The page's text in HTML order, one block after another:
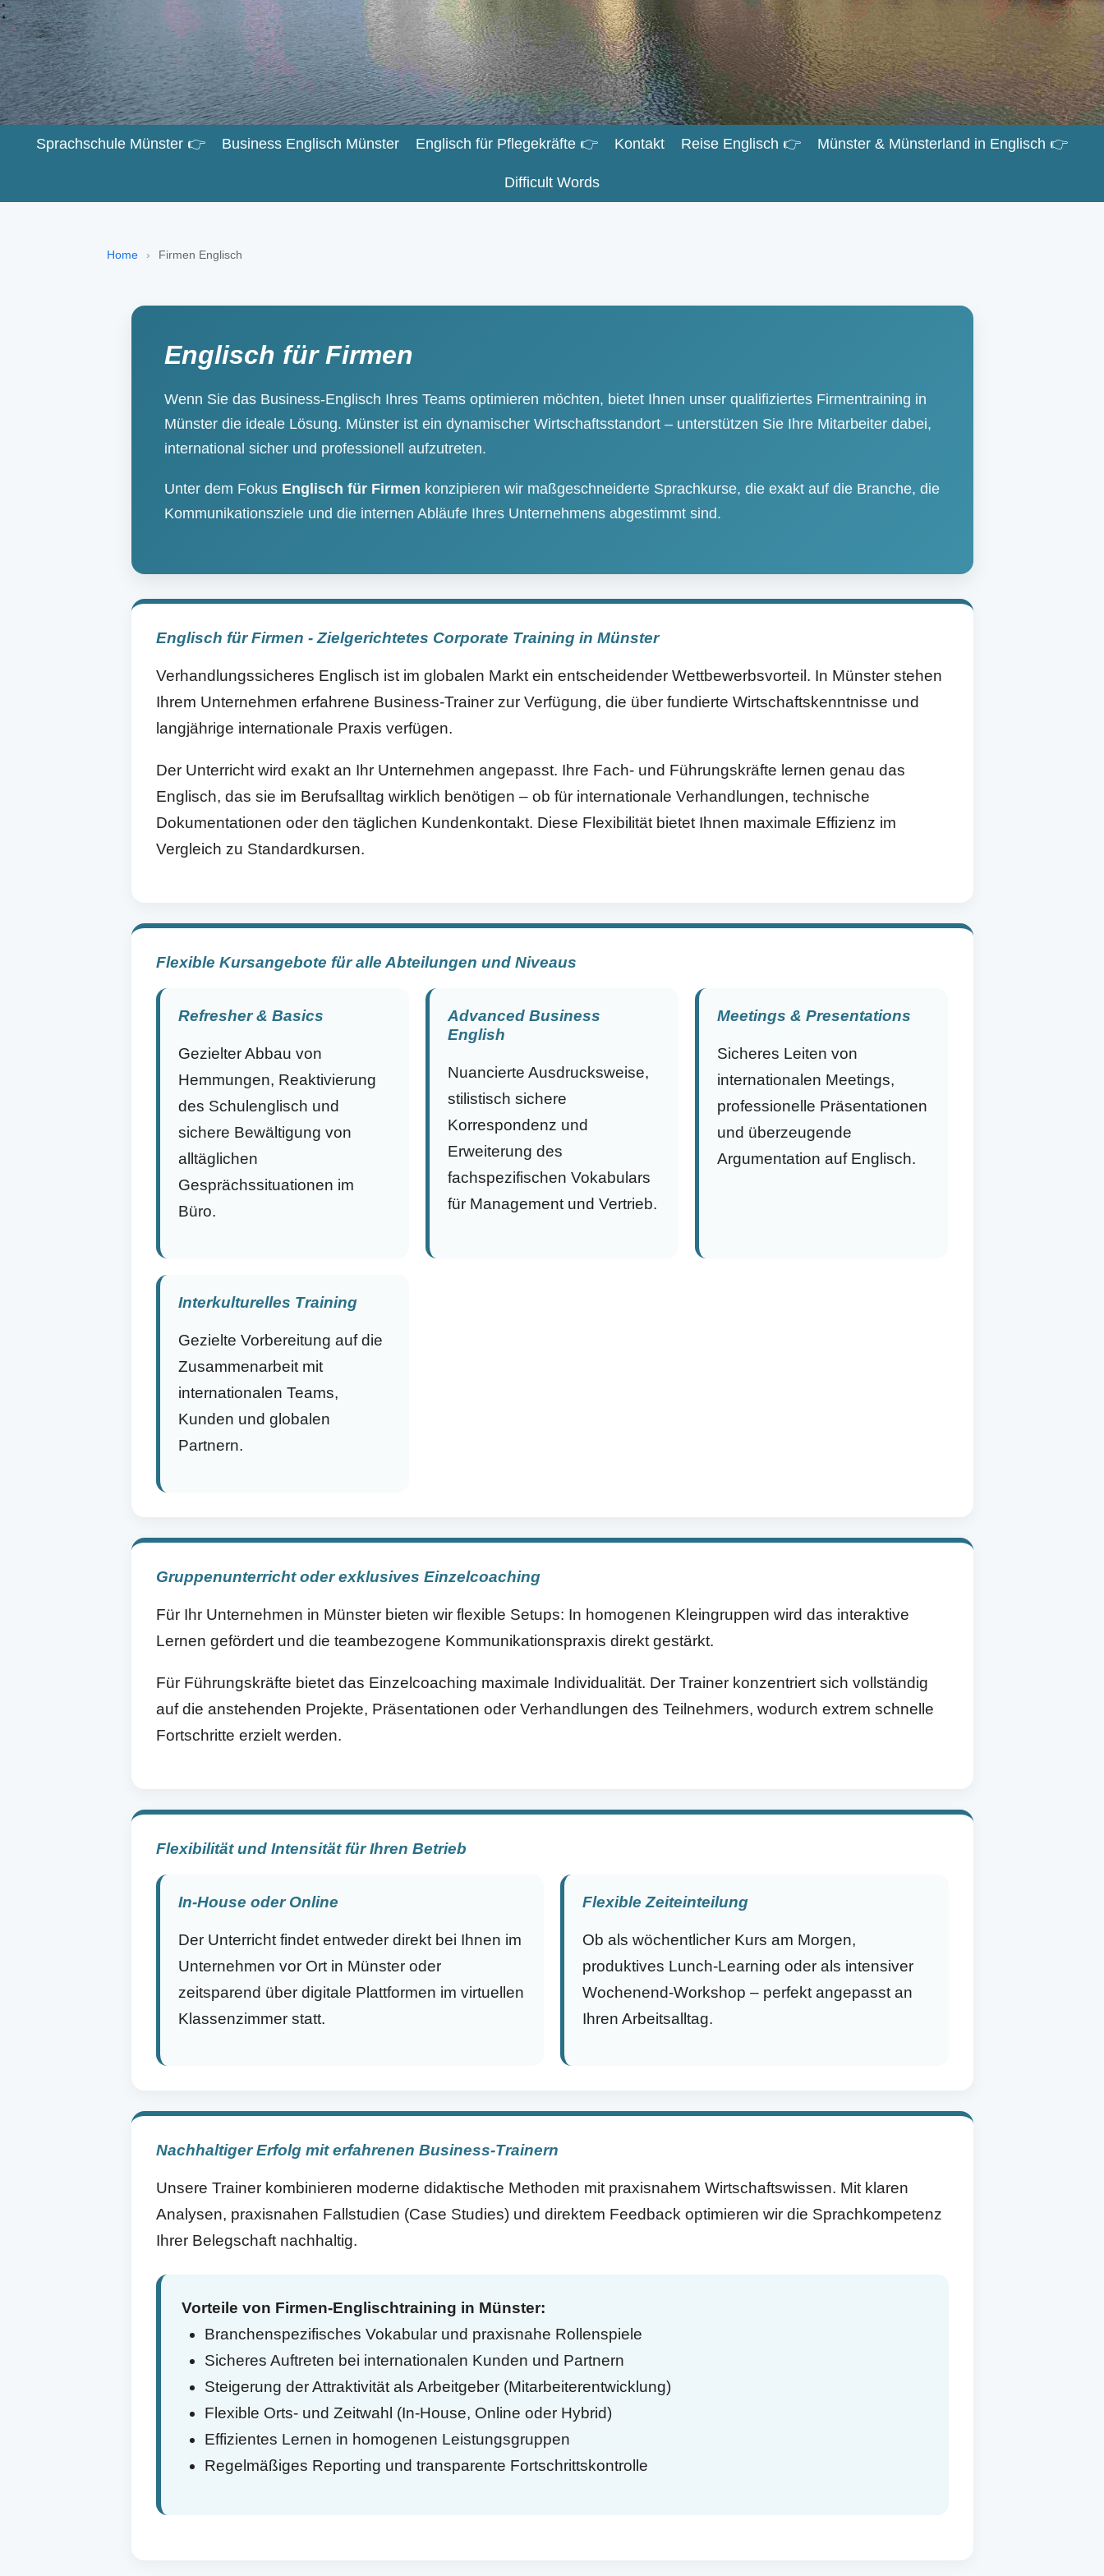
Sprachschule Münster 👉 Business Englisch Münster Englisch für Pflegekräfte 👉 Kontakt Reise Englisch 👉 Münster & Münsterland in Englisch 👉
Difficult Words
Home › Firmen Englisch
Englisch für Firmen
Wenn Sie das Business-Englisch Ihres Teams optimieren möchten, bietet Ihnen unser qualifiziertes Firmentraining in
Münster die ideale Lösung. Münster ist ein dynamischer Wirtschaftsstandort – unterstützen Sie Ihre Mitarbeiter dabei,
international sicher und professionell aufzutreten.
Unter dem Fokus Englisch für Firmen konzipieren wir maßgeschneiderte Sprachkurse, die exakt auf die Branche, die
Kommunikationsziele und die internen Abläufe Ihres Unternehmens abgestimmt sind.
Englisch für Firmen - Zielgerichtetes Corporate Training in Münster
Verhandlungssicheres Englisch ist im globalen Markt ein entscheidender Wettbewerbsvorteil. In Münster stehen
Ihrem Unternehmen erfahrene Business-Trainer zur Verfügung, die über fundierte Wirtschaftskenntnisse und
langjährige internationale Praxis verfügen.
Der Unterricht wird exakt an Ihr Unternehmen angepasst. Ihre Fach- und Führungskräfte lernen genau das
Englisch, das sie im Berufsalltag wirklich benötigen – ob für internationale Verhandlungen, technische
Dokumentationen oder den täglichen Kundenkontakt. Diese Flexibilität bietet Ihnen maximale Effizienz im
Vergleich zu Standardkursen.
Flexible Kursangebote für alle Abteilungen und Niveaus
Refresher & Basics
Gezielter Abbau von
Hemmungen, Reaktivierung
des Schulenglisch und
sichere Bewältigung von
alltäglichen
Gesprächssituationen im
Büro.
Advanced Business
English
Nuancierte Ausdrucksweise,
stilistisch sichere
Korrespondenz und
Erweiterung des
fachspezifischen Vokabulars
für Management und Vertrieb.
Meetings & Presentations
Sicheres Leiten von
internationalen Meetings,
professionelle Präsentationen
und überzeugende
Argumentation auf Englisch.
Interkulturelles Training
Gezielte Vorbereitung auf die
Zusammenarbeit mit
internationalen Teams,
Kunden und globalen
Partnern.
Gruppenunterricht oder exklusives Einzelcoaching
Für Ihr Unternehmen in Münster bieten wir flexible Setups: In homogenen Kleingruppen wird das interaktive
Lernen gefördert und die teambezogene Kommunikationspraxis direkt gestärkt.
Für Führungskräfte bietet das Einzelcoaching maximale Individualität. Der Trainer konzentriert sich vollständig
auf die anstehenden Projekte, Präsentationen oder Verhandlungen des Teilnehmers, wodurch extrem schnelle
Fortschritte erzielt werden.
Flexibilität und Intensität für Ihren Betrieb
In-House oder Online
Der Unterricht findet entweder direkt bei Ihnen im
Unternehmen vor Ort in Münster oder
zeitsparend über digitale Plattformen im virtuellen
Klassenzimmer statt.
Flexible Zeiteinteilung
Ob als wöchentlicher Kurs am Morgen,
produktives Lunch-Learning oder als intensiver
Wochenend-Workshop – perfekt angepasst an
Ihren Arbeitsalltag.
Nachhaltiger Erfolg mit erfahrenen Business-Trainern
Unsere Trainer kombinieren moderne didaktische Methoden mit praxisnahem Wirtschaftswissen. Mit klaren
Analysen, praxisnahen Fallstudien (Case Studies) und direktem Feedback optimieren wir die Sprachkompetenz
Ihrer Belegschaft nachhaltig.
Vorteile von Firmen-Englischtraining in Münster:
Branchenspezifisches Vokabular und praxisnahe Rollenspiele
Sicheres Auftreten bei internationalen Kunden und Partnern
Steigerung der Attraktivität als Arbeitgeber (Mitarbeiterentwicklung)
Flexible Orts- und Zeitwahl (In-House, Online oder Hybrid)
Effizientes Lernen in homogenen Leistungsgruppen
Regelmäßiges Reporting und transparente Fortschrittskontrolle